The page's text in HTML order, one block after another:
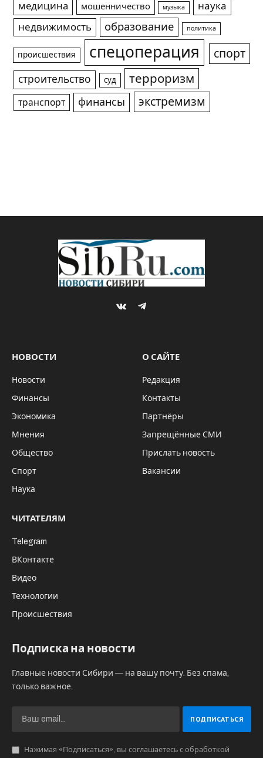
медицина
мошенничество музыка
наука
недвижимость
образование политика
происшествия спецоперация спорт
строительство суд терроризм
транспорт финансы экстремизм
VKontakteTelegram
НОВОСТИ
Новости
Финансы
Экономика
Мнения
Общество
Спорт
Наука
О САЙТЕ
Редакция
Контакты
Партнёры
Запрещённые СМИ
Прислать новость
Вакансии
ЧИТАТЕЛЯМ
Telegram
ВКонтакте
Видео
Технологии
Происшествия
Подписка на новости
Главные новости Сибири — на вашу почту. Без спама,
только важное.
Нажимая «Подписаться», вы соглашаетесь с обработкой